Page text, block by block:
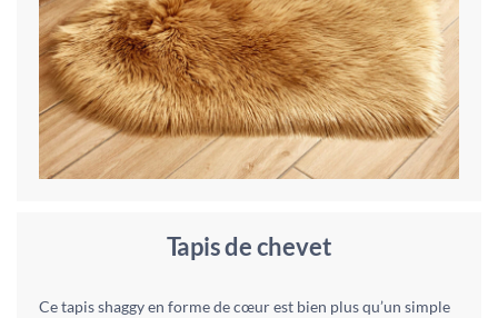
Tapis de chevet
Ce tapis shaggy en forme de cœur est bien plus qu’un simple